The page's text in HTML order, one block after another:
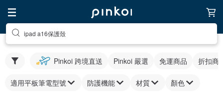
ipad a16保護殼
Pinkoi 跨境直送 Pinkoi 嚴選 免運商品 折扣商
適用平板筆電型號 防護機能 材質 顏色